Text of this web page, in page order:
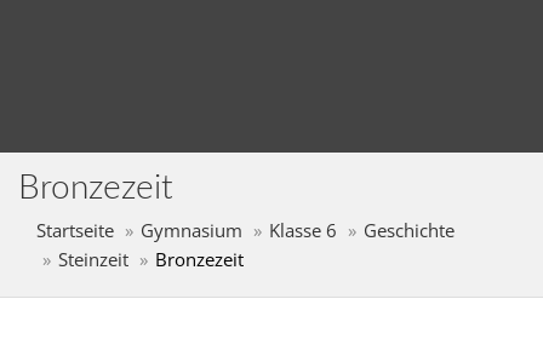
Bronzezeit
Startseite Gymnasium Klasse 6
Geschichte
Steinzeit
Bronzezeit